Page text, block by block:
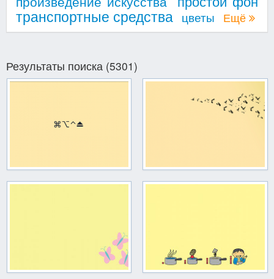
транспортные средства цветы Ещё
Результаты поиска (5301)